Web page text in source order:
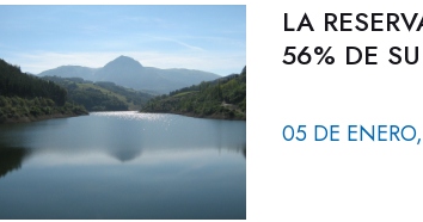
LA
56% DE
05 DE